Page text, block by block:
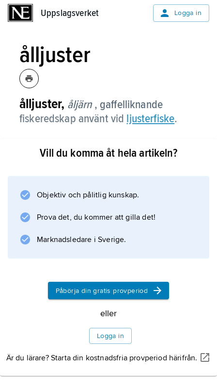
Uppslagsverket Logga in
ålljuster
ålljuster, åljärn , gaffelliknande
fiskeredskap använt vid ljusterfiske.
Vill du komma åt hela artikeln?
Objektiv och pålitlig kunskap.
Prova det, du kommer att gilla det!
Marknadsledare i Sverige.
Påbörja din gratis provperiod
eller
Logga in
Är du lärare? Starta din kostnadsfria provperiod härifrån.